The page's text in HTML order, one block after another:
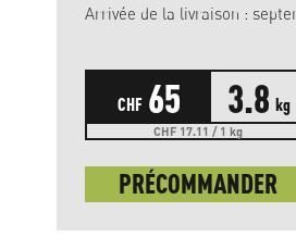
Arrivée de la
CHF 65 3.8 kg
CHF 17.11 / 1 kg
PRÉCOMMANDER